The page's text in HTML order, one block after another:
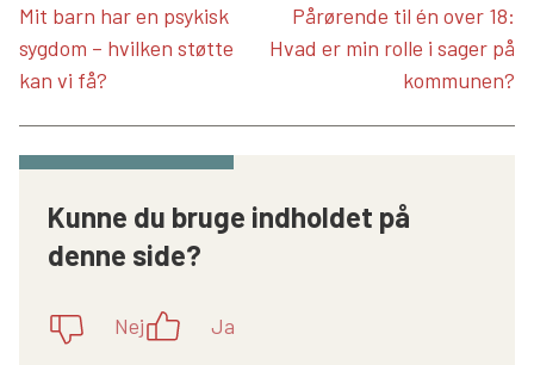
Mit barn har en psykisk
sygdom – hvilken støtte
kan vi få?
Pårørende til én over 18:
Hvad er min rolle i sager på
kommunen?
Kunne du bruge indholdet på
denne side?
Nej Ja